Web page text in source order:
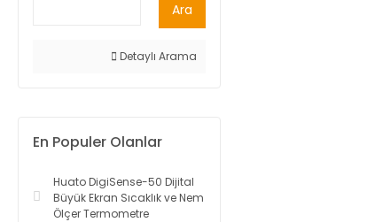
Ara
Detaylı Arama
En Populer Olanlar
Huato DigiSense-50 Dijital
Büyük Ekran Sıcaklık ve Nem
Ölçer Termometre